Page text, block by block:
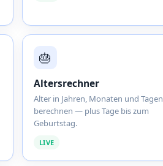
🎂
Altersrechner
Alter in Jahren, Monaten und Tagen
berechnen — plus Tage bis zum
Geburtstag.
LIVE